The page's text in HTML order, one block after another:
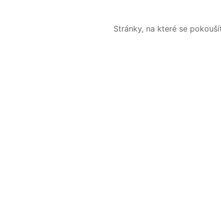
Stránky, na které se